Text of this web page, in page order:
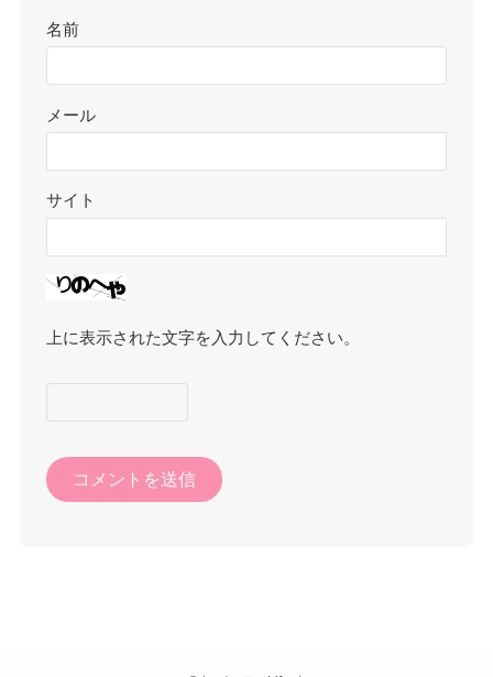
名前
メール
サイト
上に表示された文字を入力してください。